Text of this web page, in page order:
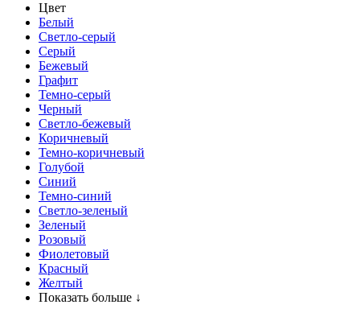
Цвет
Белый
Светло-серый
Серый
Бежевый
Графит
Темно-серый
Черный
Светло-бежевый
Коричневый
Темно-коричневый
Голубой
Синий
Темно-синий
Светло-зеленый
Зеленый
Розовый
Фиолетовый
Красный
Желтый
Показать больше ↓